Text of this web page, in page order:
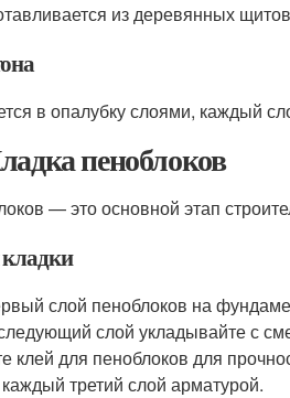
из деревянных
в опалубку слоями, каждый
пеноблоков
— это основной этап
слой пеноблоков на
слой укладывайте с
клей для пеноблоков для
третий слой арматурой.